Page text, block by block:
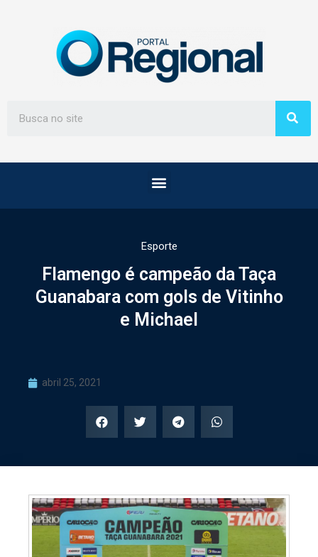
Esporte
Flamengo é campeão da Taça
Guanabara com gols de Vitinho
e Michael
abril 25, 2021